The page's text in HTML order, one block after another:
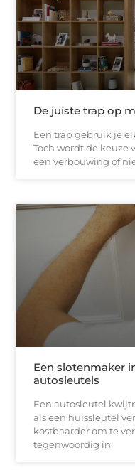
De juiste trap op
Een trap gebruik je
Toch wordt de keuze
een verbouwing of
Een slotenmaker
autosleutels
Een autosleutel
als een huissleutel
kostbaarder om te
tegenwoordig in